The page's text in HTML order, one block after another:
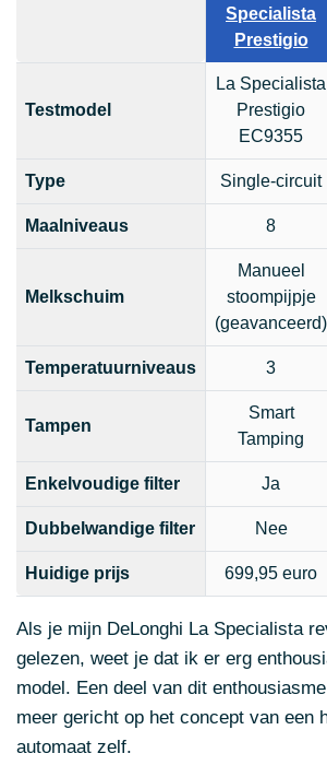
Specialista
Prestigio
Testmodel
La Specialista
Prestigio
EC9355
Type Single-circuit
Maalniveaus 8
Melkschuim
Manueel
stoompijpje
(geavanceerd)
Temperatuurniveaus 3
Tampen
Smart
Tamping
Enkelvoudige filter Ja
Dubbelwandige filter Nee
Huidige prijs 699,95 euro
Als je mijn DeLonghi La Specialista
gelezen, weet je dat ik er erg
model. Een deel van dit
meer gericht op het concept van een
automaat zelf.